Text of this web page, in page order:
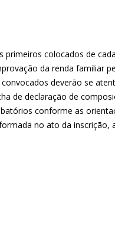
primeiros colocados de
da renda familiar
deverão se
de declaração de
conforme as
no ato da inscrição,